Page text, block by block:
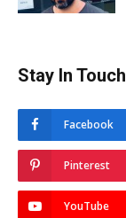
Stay In Touch
Facebook
Pinterest
YouTube